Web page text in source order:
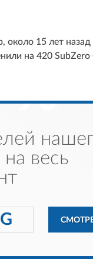
15 лет
на 420
на весь